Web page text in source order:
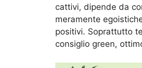
cattivi, dipende da
meramente
positivi. Soprattutto
consiglio green,